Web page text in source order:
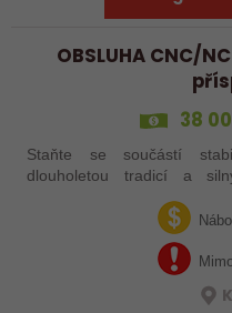
OBSLUHA CNC/
38
Staňte se součástí
dlouholetou tradicí a
aktuálně obsazujeme více